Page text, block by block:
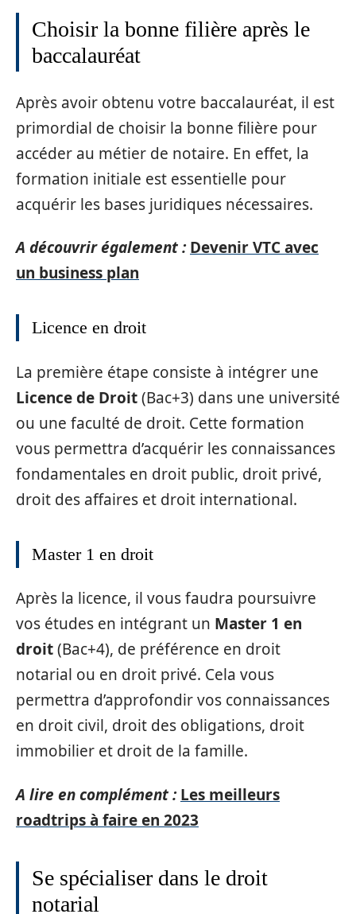
Choisir la bonne filière après le
baccalauréat
Après avoir obtenu votre baccalauréat, il est
primordial de choisir la bonne filière pour
accéder au métier de notaire. En effet, la
formation initiale est essentielle pour
acquérir les bases juridiques nécessaires.
A découvrir également : Devenir VTC avec
un business plan
Licence en droit
La première étape consiste à intégrer une
Licence de Droit(Bac+3) dans une université
ou une faculté de droit. Cette formation
vous permettra d’acquérir les connaissances
fondamentales en droit public, droit privé,
droit des affaires et droit international.
Master 1 en droit
Après la licence, il vous faudra poursuivre
vos études en intégrant un Master 1 en
droit(Bac+4), de préférence en droit
notarial ou en droit privé. Cela vous
permettra d’approfondir vos connaissances
en droit civil, droit des obligations, droit
immobilier et droit de la famille.
A lire en complément : Les meilleurs
roadtrips à faire en 2023
Se spécialiser dans le droit
notarial